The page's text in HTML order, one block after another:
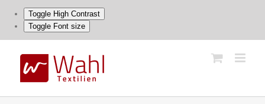
Toggle High Contrast
Toggle Font size
content